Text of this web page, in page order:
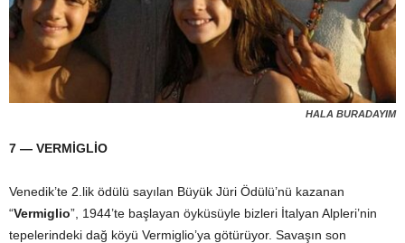
HALA BURADAYIM
7 — VERMİGLİO
Venedik’te 2.lik ödülü sayılan Büyük Jüri Ödülü’nü kazanan
“Vermiglio”, 1944’te başlayan öyküsüyle bizleri İtalyan Alpleri’nin
tepelerindeki dağ köyü Vermiglio’ya götürüyor. Savaşın son